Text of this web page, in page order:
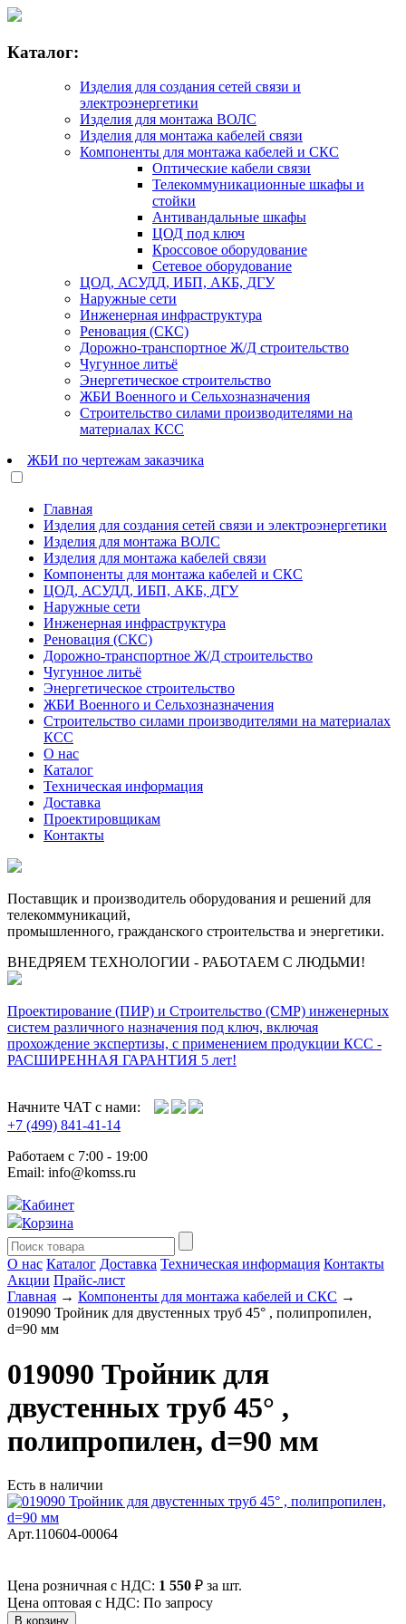
Каталог:
Изделия для создания сетей связи и
электроэнергетики
Изделия для монтажа ВОЛС
Изделия для монтажа кабелей связи
Компоненты для монтажа кабелей и СКС
Оптические кабели связи
Телекоммуникационные шкафы и
стойки
Антивандальные шкафы
ЦОД под ключ
Кроссовое оборудование
Сетевое оборудование
ЦОД, АСУДД, ИБП, АКБ, ДГУ
Наружные сети
Инженерная инфраструктура
Реновация (СКС)
Дорожно-транспортное Ж/Д строительство
Чугунное литьё
Энергетическое строительство
ЖБИ Военного и Сельхозназначения
Строительство силами производителями на
материалах КСС
ЖБИ по чертежам заказчика
Главная
Изделия для создания сетей связи и электроэнергетики
Изделия для монтажа ВОЛС
Изделия для монтажа кабелей связи
Компоненты для монтажа кабелей и СКС
ЦОД, АСУДД, ИБП, АКБ, ДГУ
Наружные сети
Инженерная инфраструктура
Реновация (СКС)
Дорожно-транспортное Ж/Д строительство
Чугунное литьё
Энергетическое строительство
ЖБИ Военного и Сельхозназначения
Строительство силами производителями на материалах
КСС
О нас
Каталог
Техническая информация
Доставка
Проектировщикам
Контакты
Поставщик и производитель оборудования и решений для
телекоммуникаций,
промышленного, гражданского строительства и энергетики.
ВНЕДРЯЕМ ТЕХНОЛОГИИ - РАБОТАЕМ С ЛЮДЬМИ!
Проектирование (ПИР) и Cтроительство (СМР) инженерных
систем различного назначения под ключ, включая
прохождение экспертизы, с применением продукции КСС -
РАСШИРЕННАЯ ГАРАНТИЯ 5 лет!
Начните ЧАТ с нами:
+7 (499) 841-41-14
Работаем с 7:00 - 19:00
Email: info@komss.ru
Кабинет
Корзина
О нас Каталог Доставка Техническая информация Контакты
Акции Прайс-лист
Главная → Компоненты для монтажа кабелей и СКС →
019090 Тройник для двустенных труб 45° , полипропилен,
d=90 мм
019090 Тройник для
двустенных труб 45° ,
полипропилен, d=90 мм
Есть в наличии
Арт.110604-00064
Цена розничная с НДС: 1 550 ₽ за шт.
Цена оптовая с НДС: По запросу